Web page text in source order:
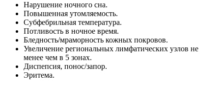
Нарушение ночного сна.
Повышенная утомляемость.
Субфебрильная температура.
Потливость в ночное время.
Бледность/мраморность кожных покровов.
Увеличение региональных лимфатических узлов не
менее чем в 5 зонах.
Диспепсия, понос/запор.
Эритема.